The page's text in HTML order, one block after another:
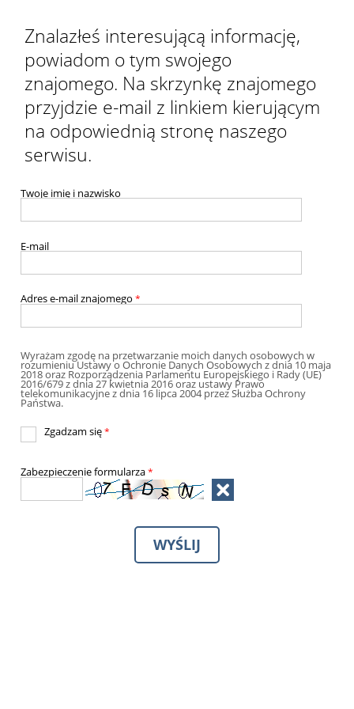
Znalazłeś interesującą informację,
powiadom o tym swojego
znajomego. Na skrzynkę znajomego
przyjdzie e-mail z linkiem kierującym
na odpowiednią stronę naszego
serwisu.
Twoje imię i nazwisko
E-mail
Adres e-mail znajomego *
Wyrażam zgodę na przetwarzanie moich danych osobowych w
rozumieniu Ustawy o Ochronie Danych Osobowych z dnia 10 maja
2018 oraz Rozporządzenia Parlamentu Europejskiego i Rady (UE)
2016/679 z dnia 27 kwietnia 2016 oraz ustawy Prawo
telekomunikacyjne z dnia 16 lipca 2004 przez Służba Ochrony
Państwa.
Zgadzam się *
Zabezpieczenie formularza *